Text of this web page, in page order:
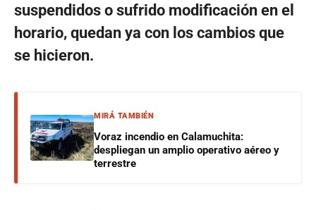
suspendidos o sufrido modificación en el
horario, quedan ya con los cambios que
se hicieron.
MIRÁ TAMBIÉN
Voraz incendio en Calamuchita:
despliegan un amplio operativo aéreo y
terrestre